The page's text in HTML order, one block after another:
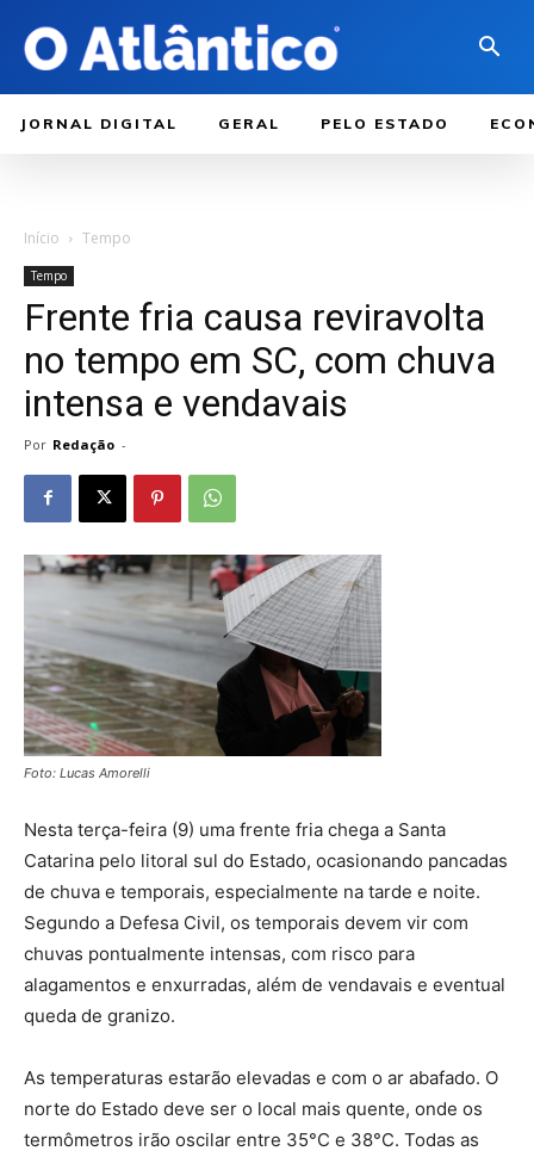
JORNAL DIGITAL GERAL PELO ESTADO
Início Tempo
Tempo
Frente fria causa reviravolta
no tempo em SC, com chuva
intensa e vendavais
Por Redação -
Foto: Lucas Amorelli
Nesta terça-feira (9) uma frente fria chega a Santa
Catarina pelo litoral sul do Estado, ocasionando pancadas
de chuva e temporais, especialmente na tarde e noite.
Segundo a Defesa Civil, os temporais devem vir com
chuvas pontualmente intensas, com risco para
alagamentos e enxurradas, além de vendavais e eventual
queda de granizo.
As temperaturas estarão elevadas e com o ar abafado. O
norte do Estado deve ser o local mais quente, onde os
termômetros irão oscilar entre 35°C e 38°C. Todas as